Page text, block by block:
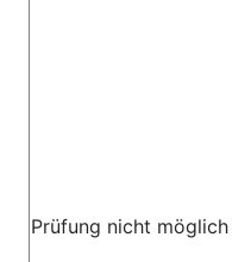
Prüfung nicht möglich